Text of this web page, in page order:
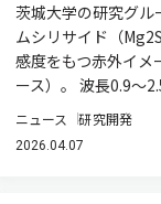
茨城大学の研究グル
ムシリサイド（
感度をもつ赤外イメ
ース）。 波長0.9～
ニュース 研究開発
2026.04.07